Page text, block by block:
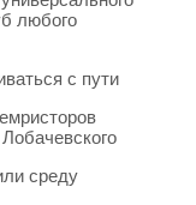
любого
с пути
среду